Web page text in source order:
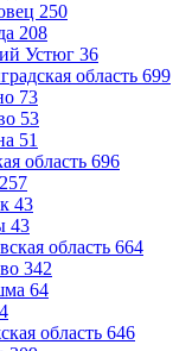
250
208
Устюг 36
область 699
73
53
51
область 696
257
43
43
область 664
342
64
область 646